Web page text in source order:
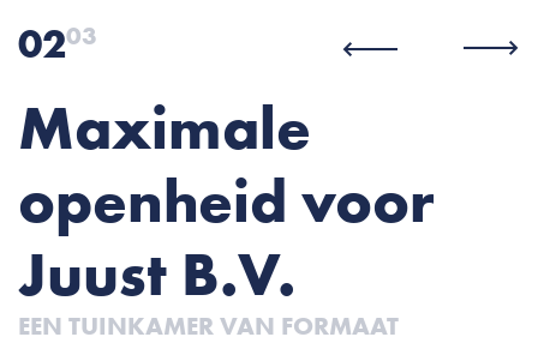
0203
Maximale
openheid voor
Juust B.V.
EEN TUINKAMER VAN FORMAAT